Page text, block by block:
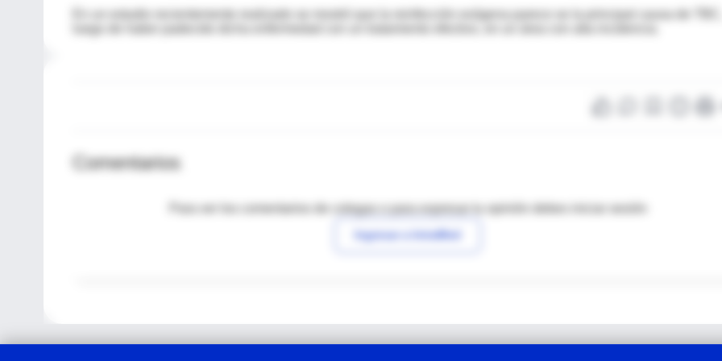
En un estudio recientemente realizado se mostró que la reinfección exógena parece se la principal causa de
Comentarios
Para ver los comentarios de colegas o para expresar tu opinión debes iniciar sesión
Ingresar a IntraMed